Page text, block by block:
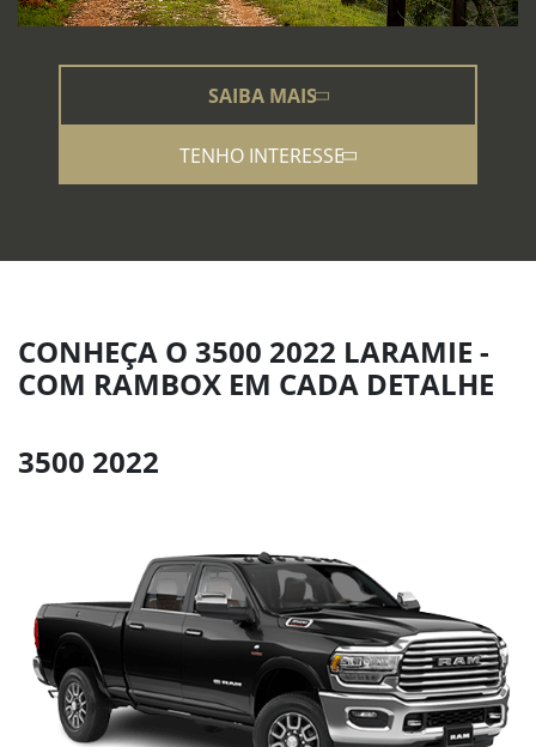
SAIBA MAIS
TENHO INTERESSE
CONHEÇA O 3500 2022 LARAMIE -
COM RAMBOX EM CADA DETALHE
3500 2022